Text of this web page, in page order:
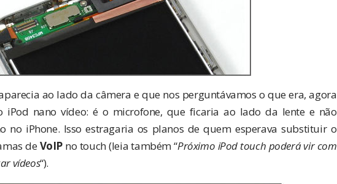
ao lado da câmera e que nos perguntávamos o que era, agora
iPod nano vídeo: é o microfone, que ficaria ao lado da lente e não
no iPhone. Isso estragaria os planos de quem esperava substituir o
de VoIP no touch (leia também “Próximo iPod touch poderá vir com
vídeos“).